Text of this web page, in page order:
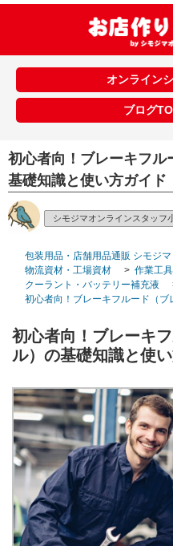
オンライン
ブログ
初心者向！ブレーキフル
基礎知識と使い方ガイド
シモジマオンラインスタッフ
包装用品・店舗用品通販 シモジ
物流資材・工場資材
> 作業工
クーラント・バッテリー補充液
初心者向！ブレーキフルード（ブ
初心者向！ブレーキ
ル）の基礎知識と使